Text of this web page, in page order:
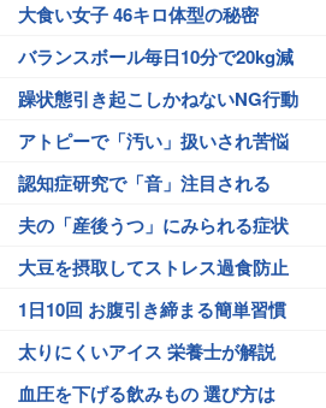
大食い女子 46キロ体型の秘密
バランスボール毎日10分で20kg減
躁状態引き起こしかねないNG行動
アトピーで「汚い」扱いされ苦悩
認知症研究で「音」注目される
夫の「産後うつ」にみられる症状
大豆を摂取してストレス過食防止
1日10回 お腹引き締まる簡単習慣
太りにくいアイス 栄養士が解説
血圧を下げる飲みもの 選び方は